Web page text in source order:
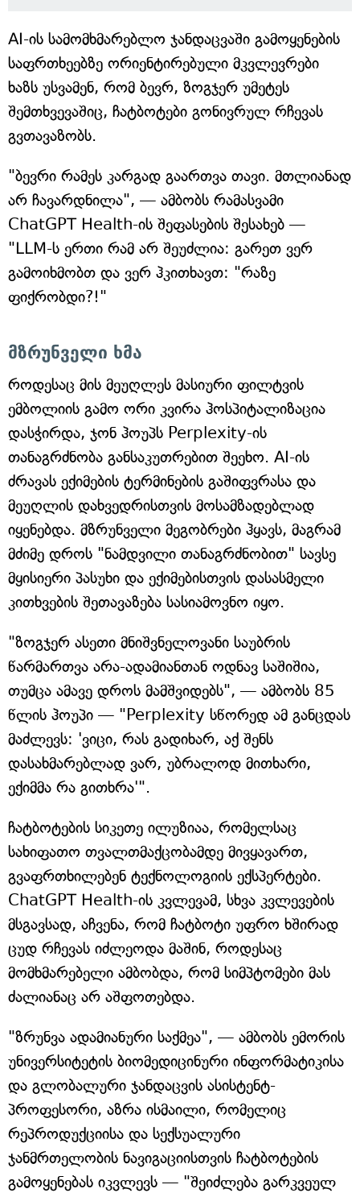
AI-ის სამომხმარებლო ჯანდაცვაში გამოყენების
საფრთხეებზე ორიენტირებული მკვლევრები
ხაზს უსვამენ, რომ ბევრ, ზოგჯერ უმეტეს
შემთხვევაშიც, ჩატბოტები გონივრულ რჩევას
გვთავაზობს.
"ბევრი რამეს კარგად გაართვა თავი. მთლიანად
არ ჩავარდნილა", — ამბობს რამასვამი
ChatGPT Health-ის შეფასების შესახებ —
"LLM-ს ერთი რამ არ შეუძლია: გარეთ ვერ
გამოიხმობთ და ვერ ჰკითხავთ: "რაზე
ფიქრობდი?!"
მზრუნველი ხმა
როდესაც მის მეუღლეს მასიური ფილტვის
ემბოლიის გამო ორი კვირა ჰოსპიტალიზაცია
დასჭირდა, ჯონ ჰოუპს Perplexity-ის
თანაგრძნობა განსაკუთრებით შეეხო. AI-ის
ძრავას ექიმების ტერმინების გაშიფვრასა და
მეუღლის დახვედრისთვის მოსამზადებლად
იყენებდა. მზრუნველი მეგობრები ჰყავს, მაგრამ
მძიმე დროს "ნამდვილი თანაგრძნობით" სავსე
მყისიერი პასუხი და ექიმებისთვის დასასმელი
კითხვების შეთავაზება სასიამოვნო იყო.
"ზოგჯერ ასეთი მნიშვნელოვანი საუბრის
წარმართვა არა-ადამიანთან ოდნავ საშიშია,
თუმცა ამავე დროს მამშვიდებს", — ამბობს 85
წლის ჰოუპი — "Perplexity სწორედ ამ განცდას
მაძლევს: 'ვიცი, რას გადიხარ, აქ შენს
დასახმარებლად ვარ, უბრალოდ მითხარი,
ექიმმა რა გითხრა'".
ჩატბოტების სიკეთე ილუზიაა, რომელსაც
სახიფათო თვალთმაქცობამდე მივყავართ,
გვაფრთხილებენ ტექნოლოგიის ექსპერტები.
ChatGPT Health-ის კვლევამ, სხვა კვლევების
მსგავსად, აჩვენა, რომ ჩატბოტი უფრო ხშირად
ცუდ რჩევას იძლეოდა მაშინ, როდესაც
მომხმარებელი ამბობდა, რომ სიმპტომები მას
ძალიანაც არ აშფოთებდა.
"ზრუნვა ადამიანური საქმეა", — ამბობს ემორის
უნივერსიტეტის ბიომედიცინური ინფორმატიკისა
და გლობალური ჯანდაცვის ასისტენტ-
პროფესორი, აზრა ისმაილი, რომელიც
რეპროდუქციისა და სექსუალური
ჯანმრთელობის ნავიგაციისთვის ჩატბოტების
გამოყენებას იკვლევს — "შეიძლება გარკვეულ